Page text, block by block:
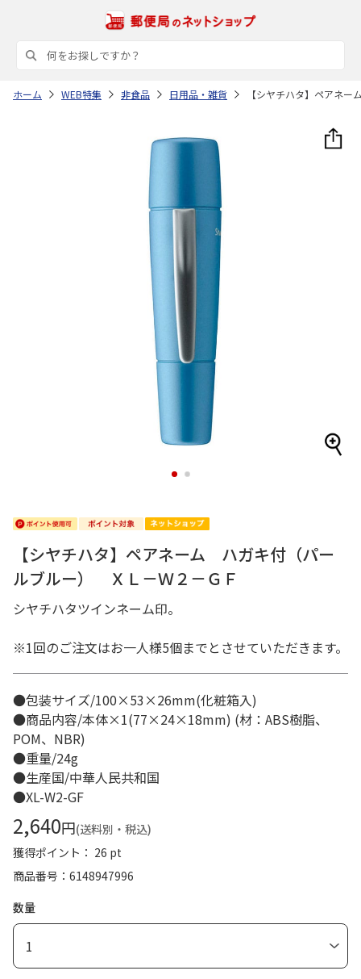
ホーム WEB特集 非食品 日用品・雑貨 【シヤチハタ】ペアネ
1 2
【シヤチハタ】ペアネーム ハガキ付（パー
ルブルー） ＸＬ－Ｗ２－ＧＦ
シヤチハタツインネーム印。
※1回のご注文はお一人様5個までとさせていただきます。
●包装サイズ/100×53×26mm(化粧箱入)
●商品内容/本体×1(77×24×18mm) (材：ABS樹脂、
POM、NBR)
●重量/24g
●生産国/中華人民共和国
●XL-W2-GF
2,640円(送料別・税込)
獲得ポイント： 26 pt
商品番号
6148947996
数量
1